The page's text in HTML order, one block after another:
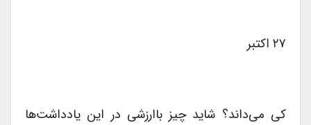
۲۷ اکتبر
کی می‌داند؟ شاید چیز باارزشی در این یادداشت‌ها